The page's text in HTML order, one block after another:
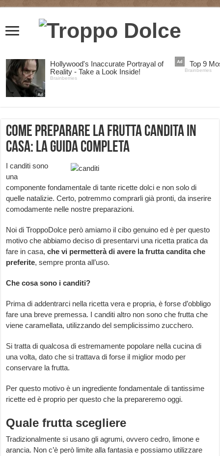
Come preparare la frutta candita in
casa: la guida completa
I canditi sono
una
componente fondamentale di tante ricette dolci e non solo di
quelle natalizie. Certo, potremmo comprarli già pronti, da inserire
comodamente nelle nostre preparazioni.
Noi di TroppoDolce però amiamo il cibo genuino ed è per questo
motivo che abbiamo deciso di presentarvi una ricetta pratica da
fare in casa,che vi permetterà di avere la frutta candita che
preferite, sempre pronta all’uso.
Che cosa sono i canditi?
Prima di addentrarci nella ricetta vera e propria, è forse d’obbligo
fare una breve premessa. I canditi altro non sono che frutta che
viene caramellata, utilizzando del semplicissimo zucchero.
Si tratta di qualcosa di estremamente popolare nella cucina di
una volta, dato che si trattava di forse il miglior modo per
conservare la frutta.
Per questo motivo è un ingrediente fondamentale di tantissime
ricette ed è proprio per questo che la prepareremo oggi.
Quale frutta scegliere
Tradizionalmente si usano gli agrumi, ovvero cedro, limone e
arancia. Non c’è però limite alla fantasia e possiamo utilizzare